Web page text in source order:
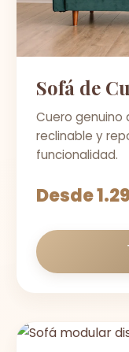
Sofá de
Cuero genuino
reclinable y
funcionalidad.
Desde